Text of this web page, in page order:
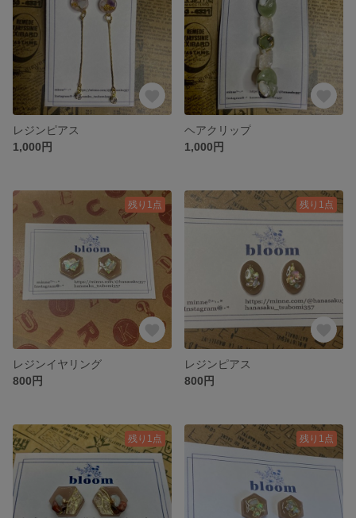
レジンピアス
1,000円
ヘアクリップ
1,000円
残り1点
レジンイヤリング
800円
残り1点
レジンピアス
800円
残り1点 残り1点